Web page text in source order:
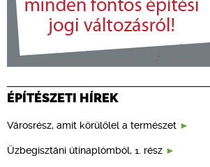
ÉPÍTÉSZETI HÍREK
Városrész, amit körülölel a természet
Üzbegisztáni útinaplómból, 1. rész